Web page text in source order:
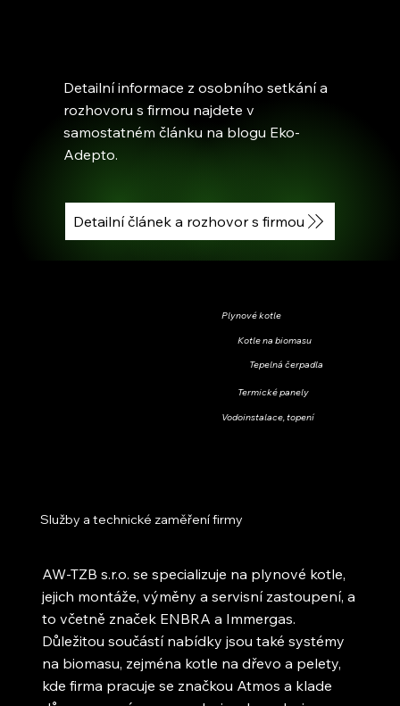
Detailní informace z osobního setkání a
rozhovoru s firmou najdete v
samostatném článku na blogu Eko-
Adepto.
Detailní článek a rozhovor s firmou
Plynové kotle
Kotle na biomasu
Tepelná čerpadla
Termické panely
Vodoinstalace, topení
Služby a technické zaměření firmy
AW-TZB s.r.o. se specializuje na plynové kotle,
jejich montáže, výměny a servisní zastoupení, a
to včetně značek ENBRA a Immergas.
Důležitou součástí nabídky jsou také systémy
na biomasu, zejména kotle na dřevo a pelety,
kde firma pracuje se značkou Atmos a klade